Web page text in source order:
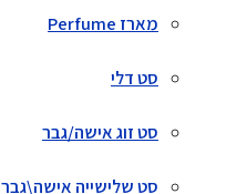
מארז Perfume
סט דלי
סט זוג אישה/גבר
סט שלישייה אישה\גבר